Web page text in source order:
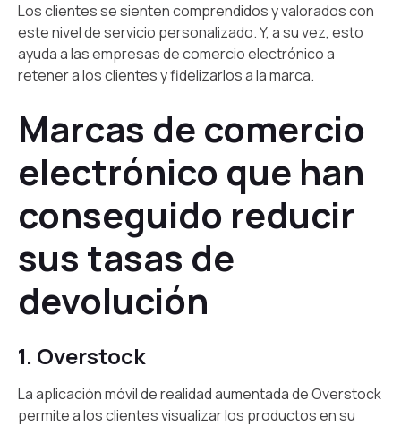
Los clientes se sienten comprendidos y valorados con
este nivel de servicio personalizado. Y, a su vez, esto
ayuda a las empresas de comercio electrónico a
retener a los clientes y fidelizarlos a la marca.
Marcas de comercio
electrónico que han
conseguido reducir
sus tasas de
devolución
1. Overstock
La aplicación móvil de realidad aumentada de Overstock
permite a los clientes visualizar los productos en su